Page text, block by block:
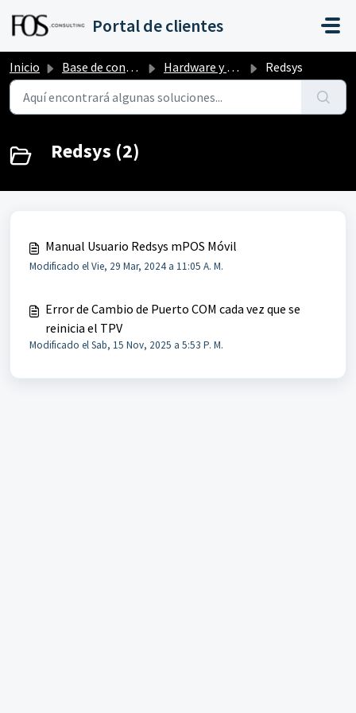
Portal de clientes
Inicio Base de conocimientos Hardware y dispositivos Redsys
Redsys (2)
Manual Usuario Redsys mPOS Móvil
Modificado el Vie, 29 Mar, 2024 a 11:05 A. M.
Error de Cambio de Puerto COM cada vez que se
reinicia el TPV
Modificado el Sab, 15 Nov, 2025 a 5:53 P. M.